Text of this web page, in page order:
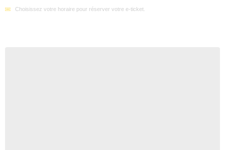
Choisissez votre horaire pour réserver votre e-ticket.